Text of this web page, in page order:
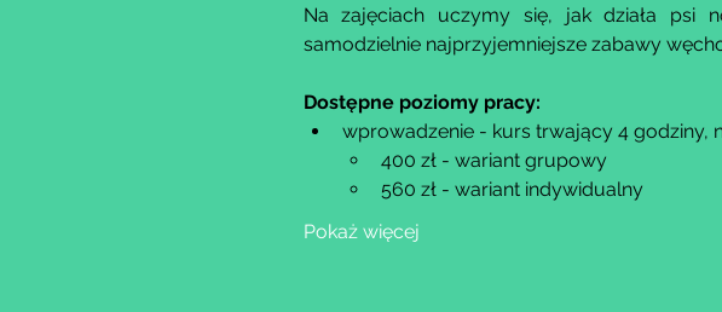
Na zajęciach uczymy się, jak działa psi
samodzielnie najprzyjemniejsze zabawy
Dostępne poziomy pracy:
wprowadzenie - kurs trwający 4
400 zł - wariant grupowy​
560 zł - wariant indywidualny
Pokaż więcej